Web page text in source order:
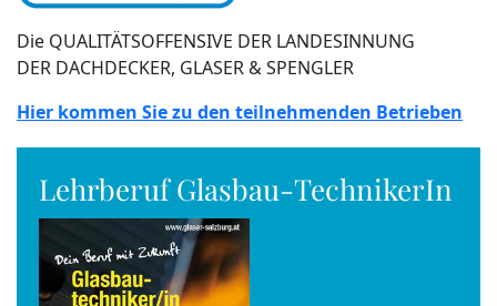
Die QUALITÄTSOFFENSIVE DER LANDESINNUNG
DER DACHDECKER, GLASER & SPENGLER
Hier kommen Sie zu den teilnehmenden Betrieben
Lehrberuf Glasbau-TechnikerIn